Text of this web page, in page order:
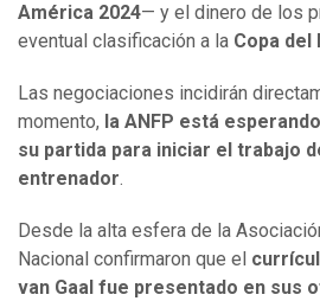
América 2024— y el dinero de los
eventual clasificación a la Copa del
Las negociaciones incidirán
momento, la ANFP está
su partida para iniciar el trabajo
entrenador.
Desde la alta esfera de la
Nacional confirmaron que el
van Gaal fue presentado en sus